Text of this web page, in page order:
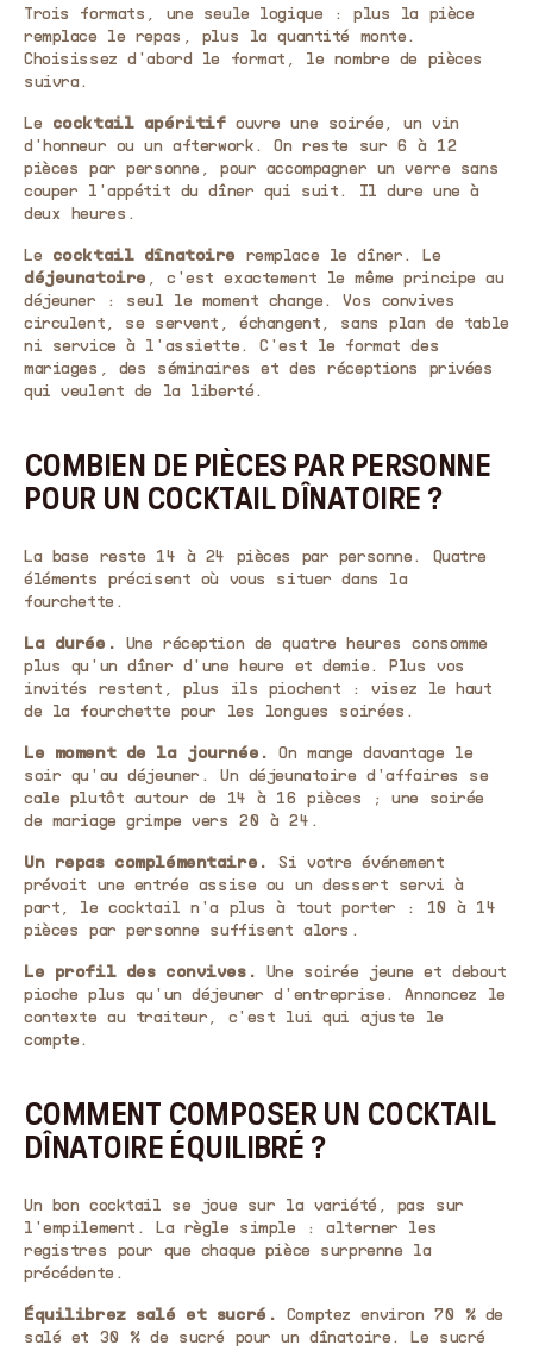
Trois formats, une seule logique : plus la pièce
remplace le repas, plus la quantité monte.
Choisissez d'abord le format, le nombre de pièces
suivra.
Le cocktail apéritifouvre une soirée, un vin
d'honneur ou un afterwork. On reste sur 6 à 12
pièces par personne, pour accompagner un verre sans
couper l'appétit du dîner qui suit. Il dure une à
deux heures.
Le cocktail dînatoire remplace le dîner. Le
déjeunatoire , c'est exactement le même principe au
déjeuner : seul le moment change. Vos convives
circulent, se servent, échangent, sans plan de table
ni service à l'assiette. C'est le format des
mariages, des séminaires et des réceptions privées
qui veulent de la liberté.
COMBIEN DE PIÈCES PAR PERSONNE
POUR UN COCKTAIL DÎNATOIRE ?
La base reste 14 à 24 pièces par personne. Quatre
éléments précisent où vous situer dans la
fourchette.
La durée. Une réception de quatre heures consomme
plus qu'un dîner d'une heure et demie. Plus vos
invités restent, plus ils piochent : visez le haut
de la fourchette pour les longues soirées.
Le moment de la journée. On mange davantage le
soir qu'au déjeuner. Un déjeunatoire d'affaires se
cale plutôt autour de 14 à 16 pièces ; une soirée
de mariage grimpe vers 20 à 24.
Un repas complémentaire.
Si votre événement
prévoit une entrée assise ou un dessert servi à
part, le cocktail n'a plus à tout porter : 10 à 14
pièces par personne suffisent alors.
Le profil des convives. Une soirée jeune et debout
pioche plus qu'un déjeuner d'entreprise. Annoncez le
contexte au traiteur, c'est lui qui ajuste le
compte.
COMMENT COMPOSER UN COCKTAIL
DÎNATOIRE ÉQUILIBRÉ ?
Un bon cocktail se joue sur la variété, pas sur
l'empilement. La règle simple : alterner les
registres pour que chaque pièce surprenne la
précédente.
Équilibrez salé et sucré. Comptez environ 70 % de
salé et 30 % de sucré pour un dînatoire. Le sucré